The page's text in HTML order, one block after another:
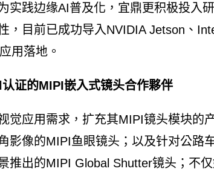
实践边缘AI普及化，宜鼎更积极投入
，目前已成功导入NVIDIA Jetson、
用落地。
证的MIPI嵌入式镜头合作夥伴
觉应用需求，扩充其MIPI镜头模块的
影像的MIPI鱼眼镜头；以及针对公路
推出的MIPI Global Shutter镜头；不仅